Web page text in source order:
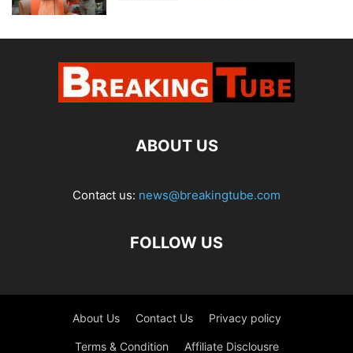
ABOUT US
Contact us: news@breakingtube.com
FOLLOW US
About Us Contact Us Privacy policy
Terms & Condition Affiliate Disclousre